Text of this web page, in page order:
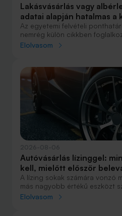
Lakásvásárlás vagy
adatai alapján hatalmas a
Az egyetemi felvételi
nemrég külön cikkben
hogy lakást venni vagy
csak teheti, annak
lakásvásárlás. De mi a helyzet
múltbéli adatokra
aki 2016-ban lakást vásárolt,
mellett döntött, illetve jobb
Elolvasom
Autóvásárlás lízinggel:
kell, mielőtt először
A lízing sokak számára vonzó
más nagyobb értékű eszközt
anélkül, hogy azt egy
Elolvasom